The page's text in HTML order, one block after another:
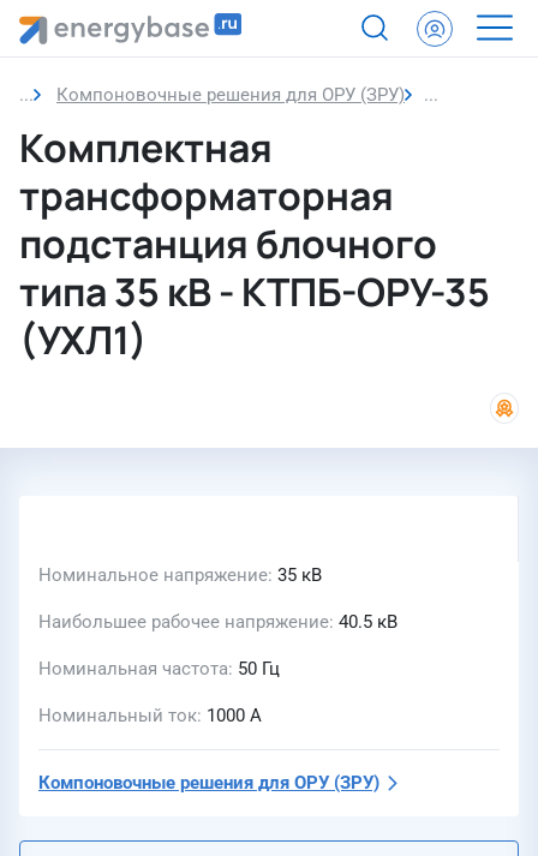
Компоновочные решения для ОРУ (ЗРУ)
Комплектная
трансформаторная
подстанция блочного
типа 35 кВ - КТПБ-ОРУ-35
(УХЛ1)
Номинальное напряжение 35 кВ
Наибольшее рабочее напряжение 40.5 кВ
Номинальная частота 50 Гц
Номинальный ток 1000 А
Компоновочные решения для ОРУ (ЗРУ)